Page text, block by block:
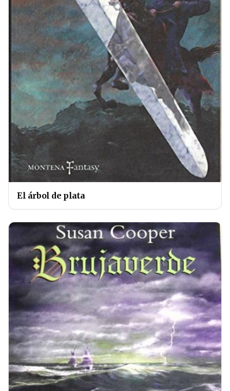
El árbol de plata